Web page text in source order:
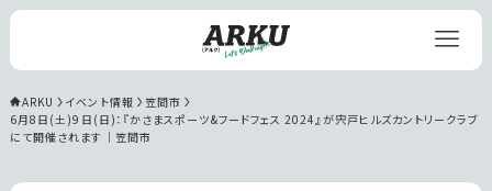
ARKU イベント情報
笠間市
6月8日(土)9日(日)：『かさまスポーツ&フードフェス 2024』が宍戸ヒルズカントリークラブ
にて開催されます｜笠間市